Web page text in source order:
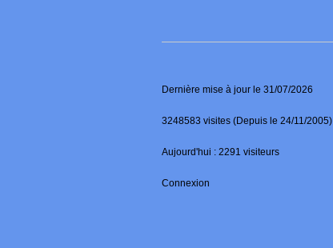
Dernière mise à jour le 31/07/2026
3248583 visites (Depuis le 24/11/2005)
Aujourd'hui : 2291 visiteurs
Connexion